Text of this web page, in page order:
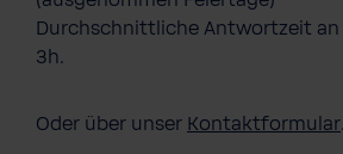
Durchschnittliche Antwortzeit an
3h.
Oder über unser Kontaktformular.